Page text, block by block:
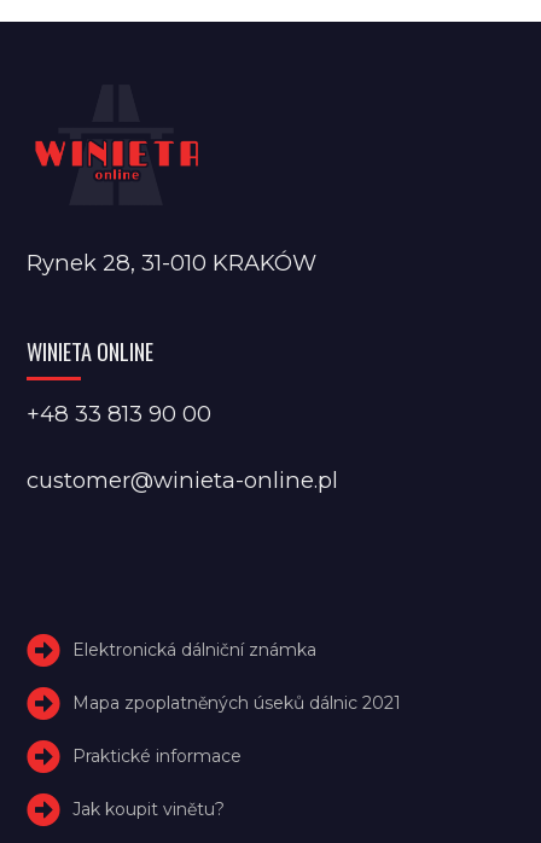
Rynek 28, 31-010 KRAKÓW
WINIETA ONLINE
+48 33 813 90 00
customer@winieta-online.pl
Elektronická dálniční známka
Mapa zpoplatněných úseků dálnic 2021
Praktické informace
Jak koupit vinětu?